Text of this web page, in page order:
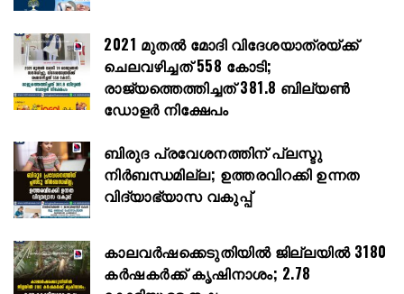
2021 മുതൽ മോദി വിദേശയാത്രയ്ക്ക്
ചെലവഴിച്ചത് 558 കോടി;
രാജ്യത്തെത്തിച്ചത് 381.8 ബില്യൺ
ഡോളർ നിക്ഷേപം
ബിരുദ പ്രവേശനത്തിന് പ്ലസ്ടു
നിർബന്ധമില്ല; ഉത്തരവിറക്കി ഉന്നത
വിദ്യാഭ്യാസ വകുപ്പ്
കാലവർഷക്കെടുതിയിൽ ജില്ലയിൽ 3180
കർഷകർക്ക് കൃഷിനാശം; 2.78